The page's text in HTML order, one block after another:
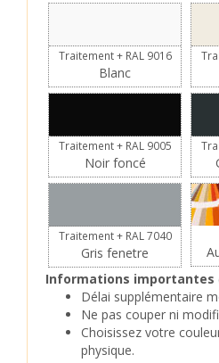
Traitement + RAL 9016
Blanc
Traitement + RAL 9005
Noir foncé
Traitement + RAL 7040
Gris fenetre
Informations importantes
Délai supplémentaire
Ne pas couper ni
Choisissez votre
physique.